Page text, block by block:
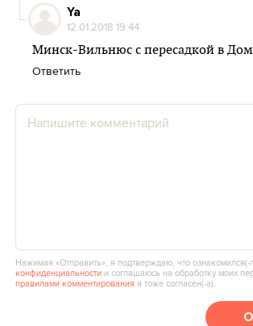
Ya
12.01.2018 19:44
Минск-Вильнюс с пересадкой в
Ответить
Нажимая «Отправить», я подтверждаю, что
конфиденциальности и соглашаюсь на обработку моих
правилами комментирования я тоже согласен(‑а).